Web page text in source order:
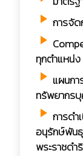
play_arrow การจัด
play_arrow
ทุกตำแหน่ง
play_arrow แผนก
ทรัพยากร
play_arrow การดำ
อนุรักษ์พัน
พระราชดำ